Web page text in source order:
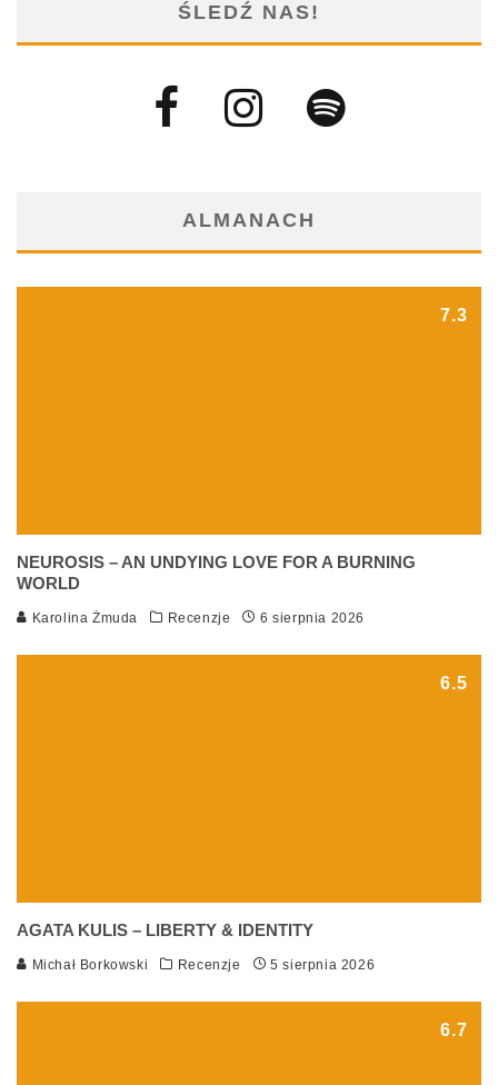
ŚLEDŹ NAS!
ALMANACH
7.3
NEUROSIS – AN UNDYING LOVE FOR A BURNING
WORLD
Karolina Żmuda Recenzje 6 sierpnia 2026
6.5
AGATA KULIS – LIBERTY & IDENTITY
Michał Borkowski Recenzje 5 sierpnia 2026
6.7